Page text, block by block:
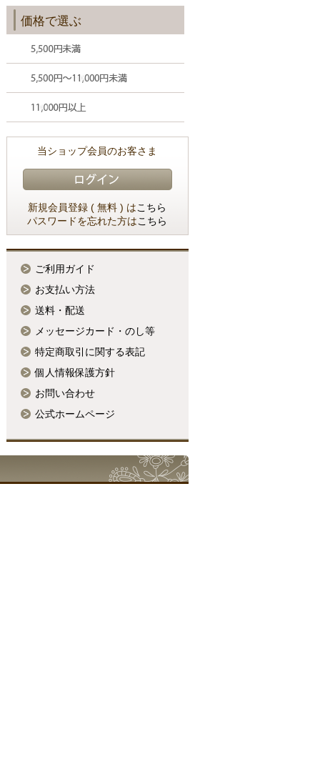
価格で選ぶ
当ショップ会員のお客さま
新規会員登録 ( 無料 ) はこちら
パスワードを忘れた方はこちら
ご利用ガイド
お支払い方法
送料・配送
メッセージカード・のし等
特定商取引に関する表記
個人情報保護方針
お問い合わせ
公式ホームページ